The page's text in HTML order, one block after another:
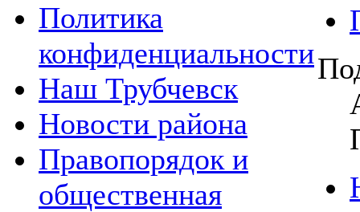
Политика
конфиденциальности
Наш Трубчевск
Новости района
Правопорядок и
общественная